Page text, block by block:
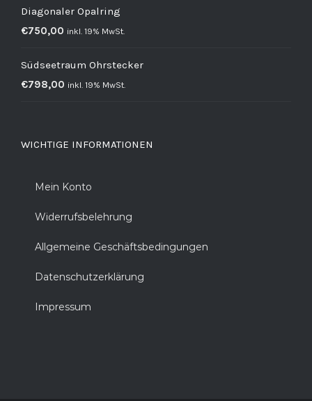
Diagonaler Opalring
€750,00 inkl. 19% MwSt.
Südseetraum Ohrstecker
€798,00 inkl. 19% MwSt.
WICHTIGE INFORMATIONEN
Mein Konto
Widerrufsbelehrung
Allgemeine Geschäftsbedingungen
Datenschutzerklärung
Impressum